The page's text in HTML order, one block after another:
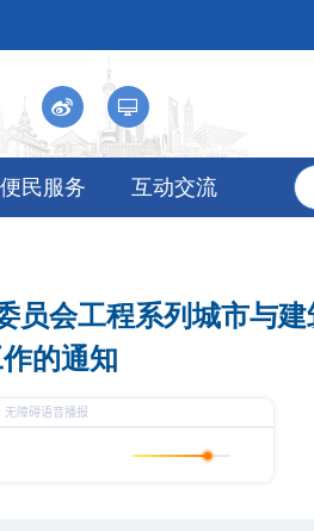
便民服务 互动交流
员会工程系列城市与
的通知